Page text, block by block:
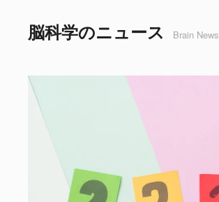
脳科学のニュース Brain News